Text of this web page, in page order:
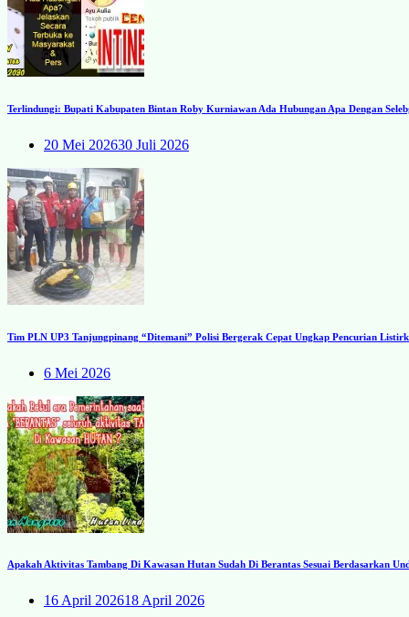
Terlindungi: Bupati Kabupaten Bintan Roby Kurniawan Ada Hubungan Apa Dengan
20 Mei 202630 Juli 2026
Tim PLN UP3 Tanjungpinang “Ditemani” Polisi Bergerak Cepat Ungkap Pencurian Listirk
6 Mei 2026
Apakah Aktivitas Tambang Di Kawasan Hutan Sudah Di Berantas Sesuai Berdasarkan
16 April 202618 April 2026